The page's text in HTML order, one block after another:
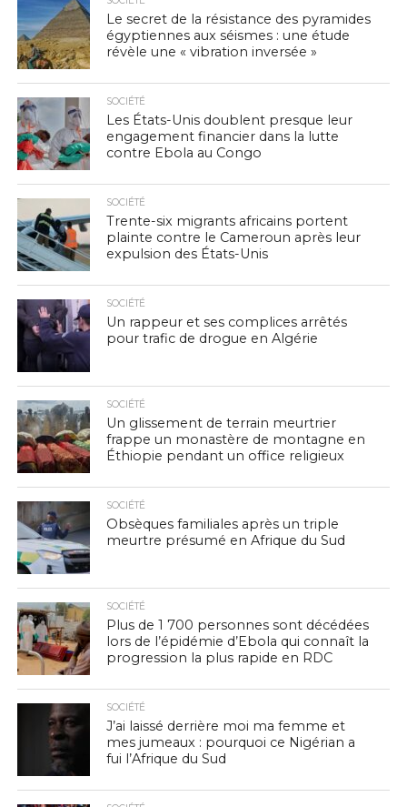
Le secret de la résistance des pyramides
égyptiennes aux séismes : une étude
révèle une « vibration inversée »
SOCIÉTÉ
Les États-Unis doublent presque leur
engagement financier dans la lutte
contre Ebola au Congo
SOCIÉTÉ
Trente-six migrants africains portent
plainte contre le Cameroun après leur
expulsion des États-Unis
SOCIÉTÉ
Un rappeur et ses complices arrêtés
pour trafic de drogue en Algérie
SOCIÉTÉ
Un glissement de terrain meurtrier
frappe un monastère de montagne en
Éthiopie pendant un office religieux
SOCIÉTÉ
Obsèques familiales après un triple
meurtre présumé en Afrique du Sud
SOCIÉTÉ
Plus de 1 700 personnes sont décédées
lors de l’épidémie d’Ebola qui connaît la
progression la plus rapide en RDC
SOCIÉTÉ
J’ai laissé derrière moi ma femme et
mes jumeaux : pourquoi ce Nigérian a
fui l’Afrique du Sud